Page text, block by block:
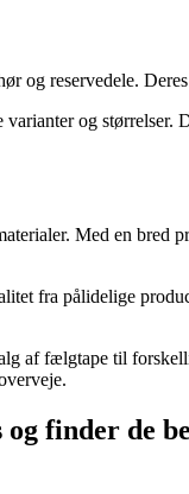
og reservedele.
og størrelser.
Med en
fra pålidelige
af fælgtape til
finder de